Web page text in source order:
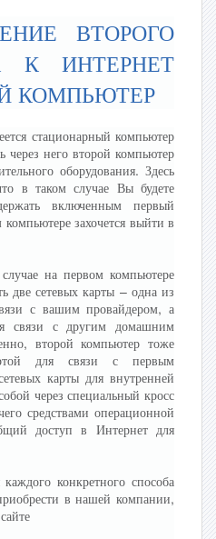
ВТОРОГО
К ИНТЕРНЕТ
КОМПЬЮТЕР
стационарный компьютер
через него второй компьютер
оборудования. Здесь
в таком случае Вы будете
включенным первый
захочется выйти в
на первом компьютере
две сетевых карты – одна из
с вашим провайдером, а
связи с другим домашним
второй компьютер тоже
для связи с первым
карты для внутренней
через специальный кросс
средствами операционной
доступ в Интернет для
конкретного способа
в нашей компании,